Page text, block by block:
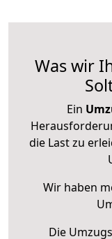
Was wir
Ein
die Last zu
Wir haben
Die